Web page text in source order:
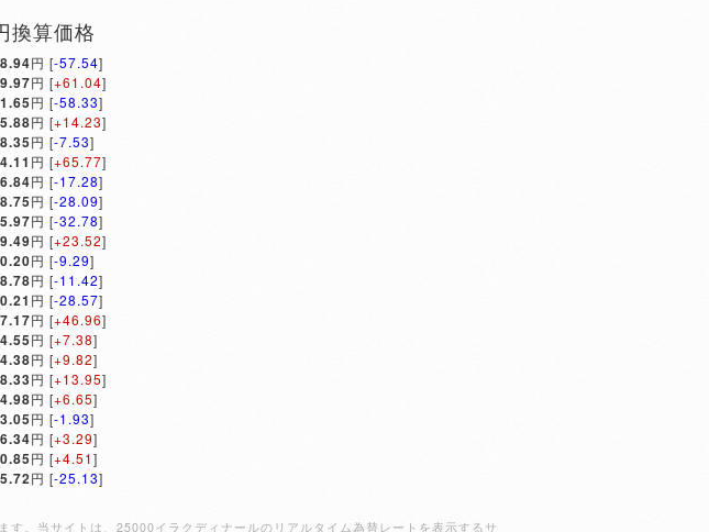
換算価格
円 [-57.54]
円 [+61.04]
円 [-58.33]
円 [+14.23]
円 [-7.53]
円 [+65.77]
円 [-17.28]
円 [-28.09]
円 [-32.78]
円 [+23.52]
円 [-9.29]
円 [-11.42]
円 [-28.57]
円 [+46.96]
円 [+7.38]
円 [+9.82]
円 [+13.95]
円 [+6.65]
円 [-1.93]
円 [+3.29]
円 [+4.51]
円 [-25.13]
。当サイトは、25000イラクディナールのリアルタイム為替レートを表示するサ